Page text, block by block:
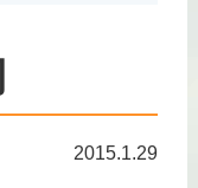
2015.1.29